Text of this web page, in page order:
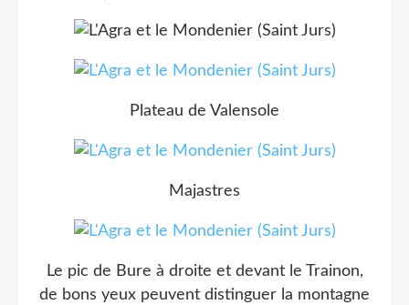
Plateau de Valensole
Majastres
Le pic de Bure à droite et devant le Trainon,
de bons yeux peuvent distinguer la montagne